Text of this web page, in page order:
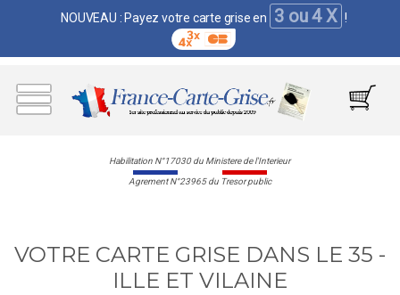
NOUVEAU : Payez votre carte grise en 3 ou 4 X !
Habilitation N°17030 du Ministere de l'Interieur
Agrement N°23965 du Tresor public
VOTRE CARTE GRISE DANS LE 35 -
ILLE ET VILAINE